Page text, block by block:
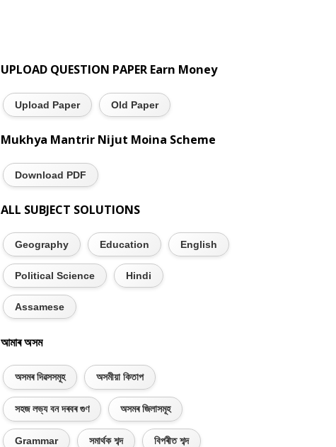
UPLOAD QUESTION PAPER Earn Money
Upload Paper Old Paper
Mukhya Mantrir Nijut Moina Scheme
Download PDF
ALL SUBJECT SOLUTIONS
Geography Education English
Political Science Hindi
Assamese
আমাৰ অসম
অসমৰ দিৱসসমূহ অসমীয়া কিতাপ
সহজ লভ্য বন দৰবৰ গুণ অসমৰ জিলাসমূহ
Grammar সমাৰ্থক শব্দ বিপৰীত শব্দ